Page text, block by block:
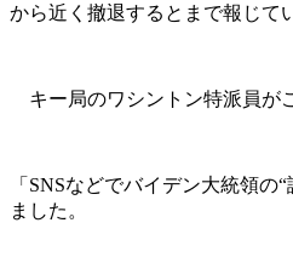
から近く撤退するとまで報じて
キー局のワシントン特派員が
「SNSなどでバイデン大統領
ました。